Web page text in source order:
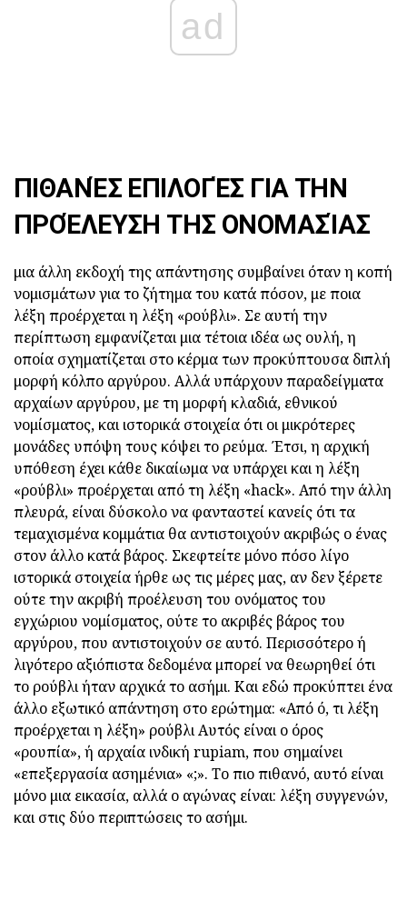
ad
ΠΙΘΑΝΈΣ ΕΠΙΛΟΓΈΣ ΓΙΑ ΤΗΝ
ΠΡΟΈΛΕΥΣΗ ΤΗΣ ΟΝΟΜΑΣΊΑΣ
μια άλλη εκδοχή της απάντησης συμβαίνει όταν η κοπή
νομισμάτων για το ζήτημα του κατά πόσον, με ποια
λέξη προέρχεται η λέξη «ρούβλι». Σε αυτή την
περίπτωση εμφανίζεται μια τέτοια ιδέα ως ουλή, η
οποία σχηματίζεται στο κέρμα των προκύπτουσα διπλή
μορφή κόλπο αργύρου. Αλλά υπάρχουν παραδείγματα
αρχαίων αργύρου, με τη μορφή κλαδιά, εθνικού
νομίσματος, και ιστορικά στοιχεία ότι οι μικρότερες
μονάδες υπόψη τους κόψει το ρεύμα. Έτσι, η αρχική
υπόθεση έχει κάθε δικαίωμα να υπάρχει και η λέξη
«ρούβλι» προέρχεται από τη λέξη «hack». Από την άλλη
πλευρά, είναι δύσκολο να φανταστεί κανείς ότι τα
τεμαχισμένα κομμάτια θα αντιστοιχούν ακριβώς ο ένας
στον άλλο κατά βάρος. Σκεφτείτε μόνο πόσο λίγο
ιστορικά στοιχεία ήρθε ως τις μέρες μας, αν δεν ξέρετε
ούτε την ακριβή προέλευση του ονόματος του
εγχώριου νομίσματος, ούτε το ακριβές βάρος του
αργύρου, που αντιστοιχούν σε αυτό. Περισσότερο ή
λιγότερο αξιόπιστα δεδομένα μπορεί να θεωρηθεί ότι
το ρούβλι ήταν αρχικά το ασήμι. Και εδώ προκύπτει ένα
άλλο εξωτικό απάντηση στο ερώτημα: «Από ό, τι λέξη
προέρχεται η λέξη» ρούβλι Αυτός είναι ο όρος
«ρουπία», ή αρχαία ινδική rupiam, που σημαίνει
«επεξεργασία ασημένια» «;». Το πιο πιθανό, αυτό είναι
μόνο μια εικασία, αλλά ο αγώνας είναι: λέξη συγγενών,
και στις δύο περιπτώσεις το ασήμι.